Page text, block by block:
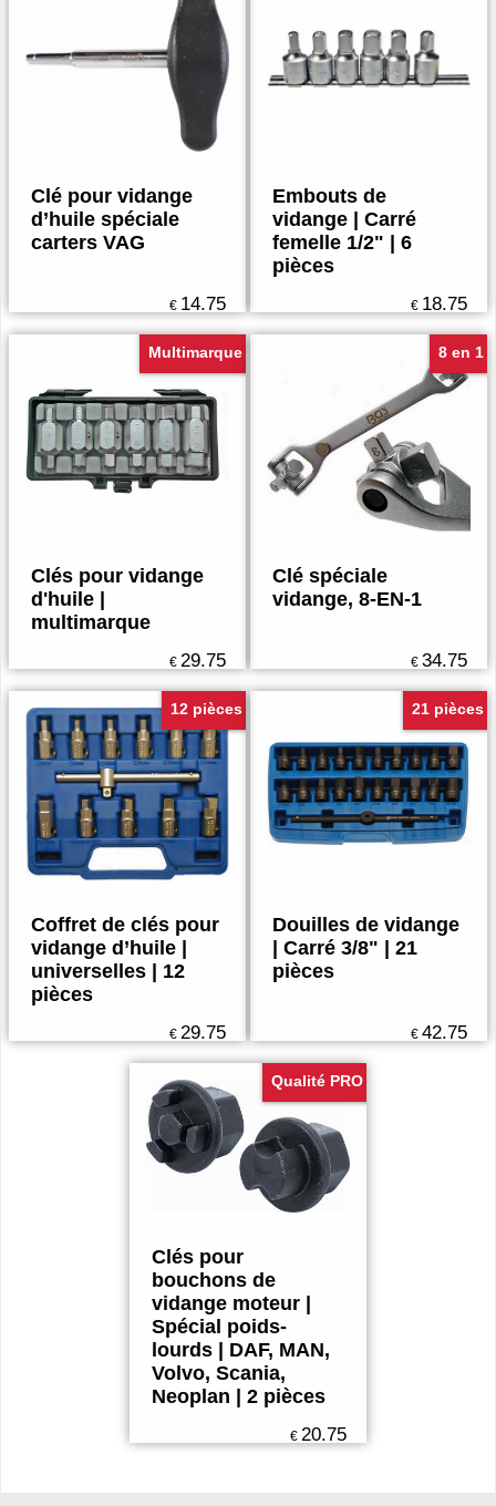
Clé pour vidange
d’huile spéciale
carters VAG
€ 14.75
Embouts de
vidange | Carré
femelle 1/2" | 6
pièces
€ 18.75
Multimarque
Clés pour vidange
d'huile |
multimarque
€ 29.75
8 en 1
Clé spéciale
vidange, 8-EN-1
€ 34.75
12 pièces
Coffret de clés pour
vidange d’huile |
universelles | 12
pièces
€ 29.75
21 pièces
Douilles de vidange
| Carré 3/8" | 21
pièces
€ 42.75
Qualité PRO
Clés pour
bouchons de
vidange moteur |
Spécial poids-
lourds | DAF, MAN,
Volvo, Scania,
Neoplan | 2 pièces
€ 20.75